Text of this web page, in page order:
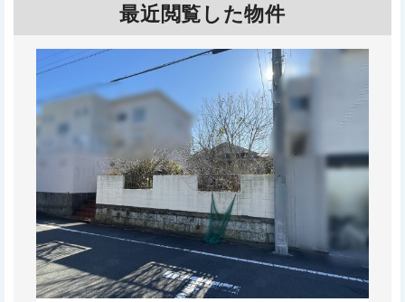
最近閲覧した物件